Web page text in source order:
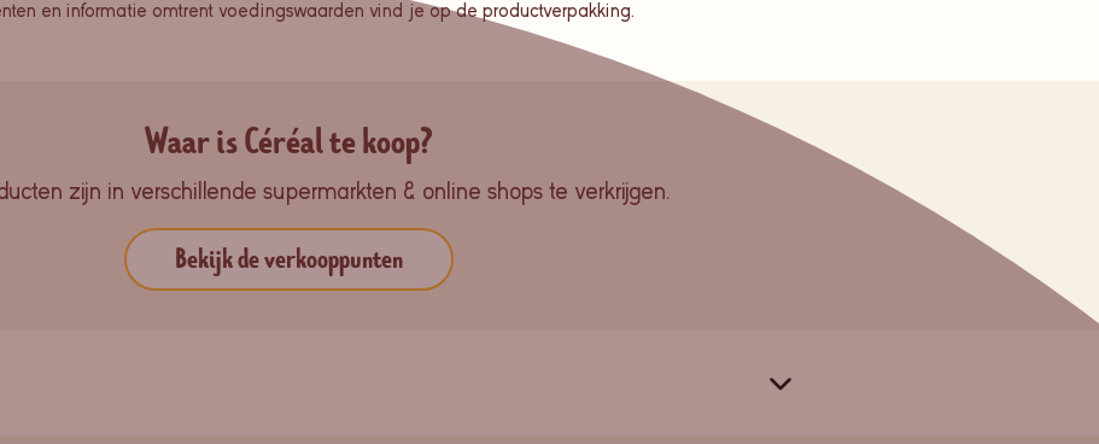
en informatie omtrent voedingswaarden vind je op de productverpakking.
Waar is Céréal te koop?
zijn in verschillende supermarkten & online shops te verkrijgen.
Bekijk de verkooppunten